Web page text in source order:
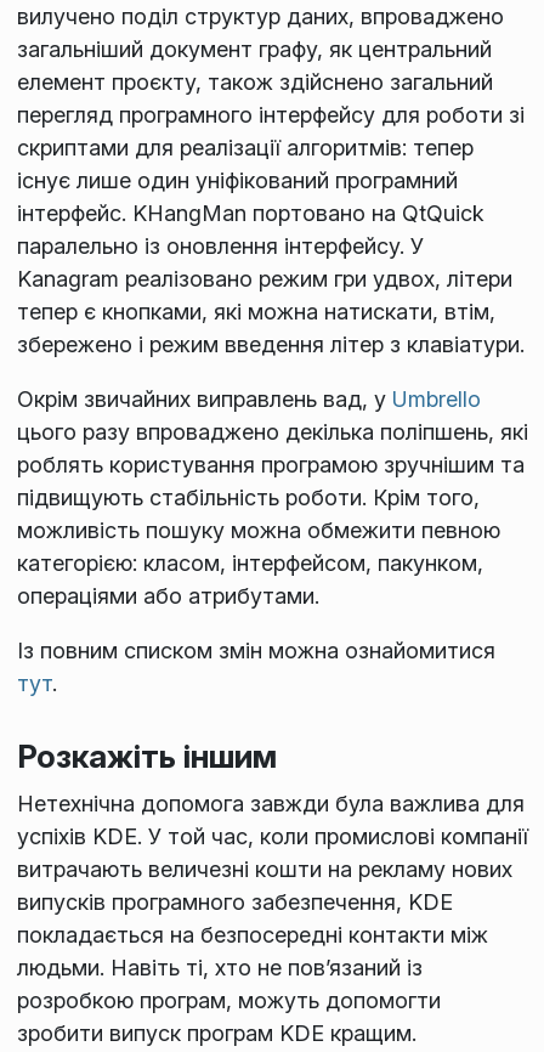
вилучено поділ структур даних, впроваджено
загальніший документ графу, як центральний
елемент проєкту, також здійснено загальний
перегляд програмного інтерфейсу для роботи зі
скриптами для реалізації алгоритмів: тепер
існує лише один уніфікований програмний
інтерфейс. KHangMan портовано на QtQuick
паралельно із оновлення інтерфейсу. У
Kanagram реалізовано режим гри удвох, літери
тепер є кнопками, які можна натискати, втім,
збережено і режим введення літер з клавіатури.
Окрім звичайних виправлень вад, у Umbrello
цього разу впроваджено декілька поліпшень, які
роблять користування програмою зручнішим та
підвищують стабільність роботи. Крім того,
можливість пошуку можна обмежити певною
категорією: класом, інтерфейсом, пакунком,
операціями або атрибутами.
Із повним списком змін можна ознайомитися
тут.
Розкажіть іншим
Нетехнічна допомога завжди була важлива для
успіхів KDE. У той час, коли промислові компанії
витрачають величезні кошти на рекламу нових
випусків програмного забезпечення, KDE
покладається на безпосередні контакти між
людьми. Навіть ті, хто не пов’язаний із
розробкою програм, можуть допомогти
зробити випуск програм KDE кращим.